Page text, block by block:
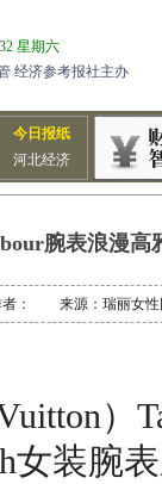
腕表浪漫高
： 来源：瑞丽女性
）
女装腕